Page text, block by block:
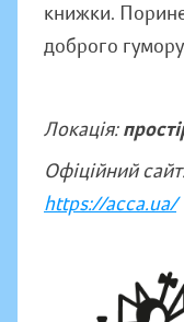
книжки.
доброго
Локація:
Офіційний сайт.
https://acca.ua/